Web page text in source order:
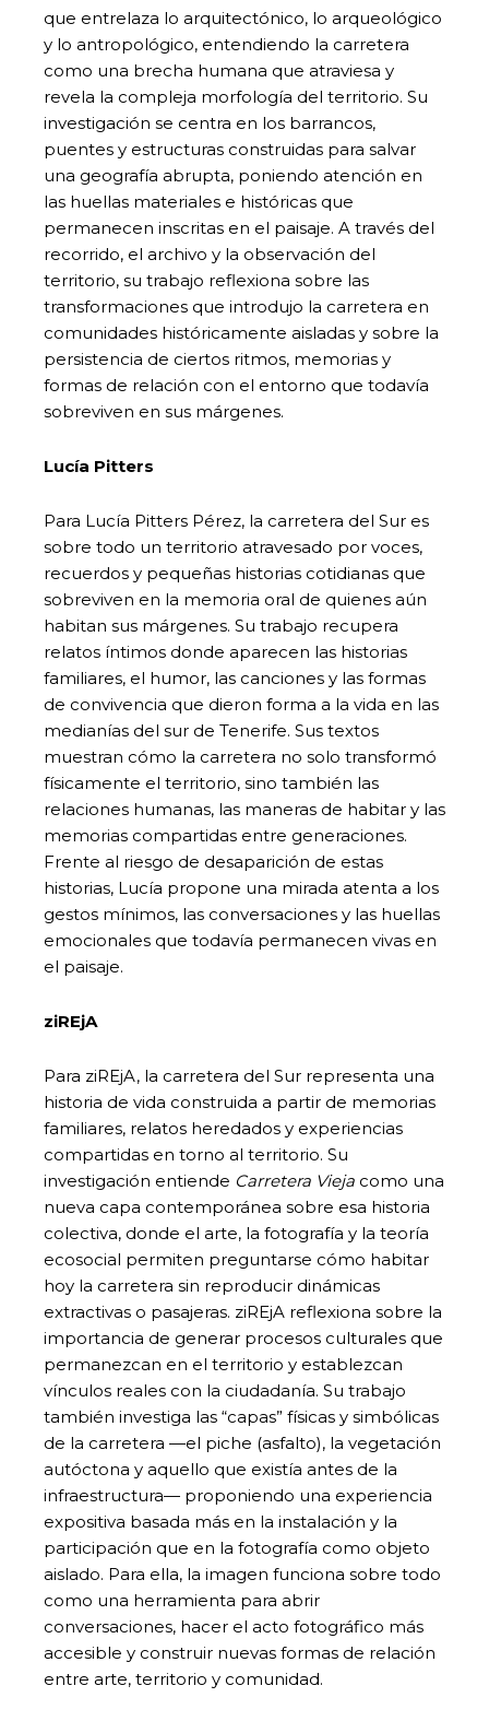
que entrelaza lo arquitectónico, lo arqueológico
y lo antropológico, entendiendo la carretera
como una brecha humana que atraviesa y
revela la compleja morfología del territorio. Su
investigación se centra en los barrancos,
puentes y estructuras construidas para salvar
una geografía abrupta, poniendo atención en
las huellas materiales e históricas que
permanecen inscritas en el paisaje. A través del
recorrido, el archivo y la observación del
territorio, su trabajo reflexiona sobre las
transformaciones que introdujo la carretera en
comunidades históricamente aisladas y sobre la
persistencia de ciertos ritmos, memorias y
formas de relación con el entorno que todavía
sobreviven en sus márgenes.
Lucía Pitters
Para Lucía Pitters Pérez, la carretera del Sur es
sobre todo un territorio atravesado por voces,
recuerdos y pequeñas historias cotidianas que
sobreviven en la memoria oral de quienes aún
habitan sus márgenes. Su trabajo recupera
relatos íntimos donde aparecen las historias
familiares, el humor, las canciones y las formas
de convivencia que dieron forma a la vida en las
medianías del sur de Tenerife. Sus textos
muestran cómo la carretera no solo transformó
físicamente el territorio, sino también las
relaciones humanas, las maneras de habitar y las
memorias compartidas entre generaciones.
Frente al riesgo de desaparición de estas
historias, Lucía propone una mirada atenta a los
gestos mínimos, las conversaciones y las huellas
emocionales que todavía permanecen vivas en
el paisaje.
ziREjA
Para ziREjA, la carretera del Sur representa una
historia de vida construida a partir de memorias
familiares, relatos heredados y experiencias
compartidas en torno al territorio. Su
investigación entiende Carretera Vieja como una
nueva capa contemporánea sobre esa historia
colectiva, donde el arte, la fotografía y la teoría
ecosocial permiten preguntarse cómo habitar
hoy la carretera sin reproducir dinámicas
extractivas o pasajeras. ziREjA reflexiona sobre la
importancia de generar procesos culturales que
permanezcan en el territorio y establezcan
vínculos reales con la ciudadanía. Su trabajo
también investiga las “capas” físicas y simbólicas
de la carretera —el piche (asfalto), la vegetación
autóctona y aquello que existía antes de la
infraestructura— proponiendo una experiencia
expositiva basada más en la instalación y la
participación que en la fotografía como objeto
aislado. Para ella, la imagen funciona sobre todo
como una herramienta para abrir
conversaciones, hacer el acto fotográfico más
accesible y construir nuevas formas de relación
entre arte, territorio y comunidad.